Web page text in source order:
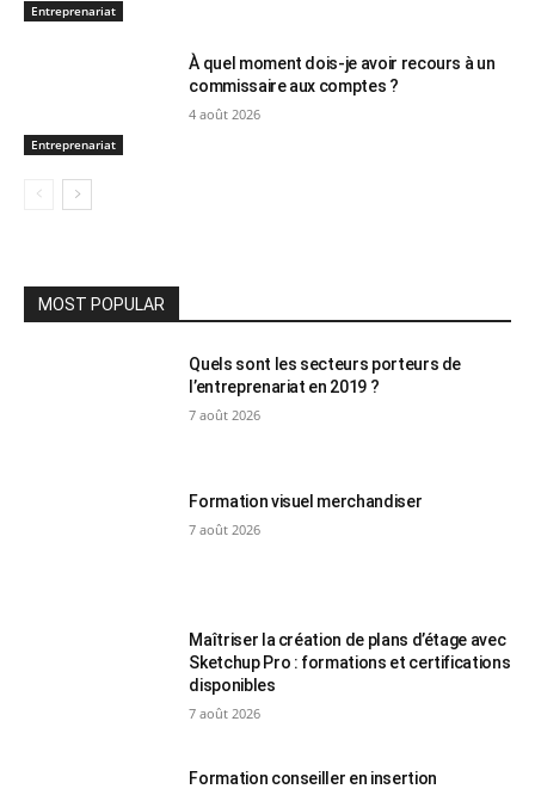
Entreprenariat
Entreprenariat
À quel moment dois-je avoir recours à un
commissaire aux comptes ?
4 août 2026
MOST POPULAR
Quels sont les secteurs porteurs de
l’entreprenariat en 2019 ?
7 août 2026
Formation visuel merchandiser
7 août 2026
Maîtriser la création de plans d’étage avec
Sketchup Pro : formations et certifications
disponibles
7 août 2026
Formation conseiller en insertion